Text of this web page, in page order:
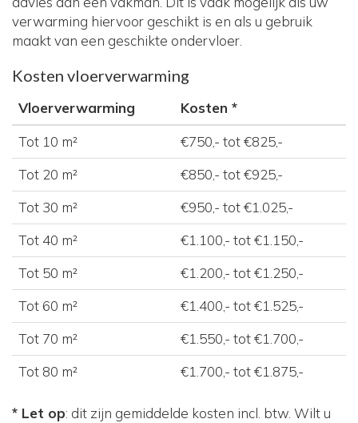
verwarming hiervoor geschikt is en als u gebruik
maakt van een geschikte ondervloer.
Kosten vloerverwarming
Vloerverwarming
Kosten *
Tot 10 m²
€750,- tot €825,-
Tot 20 m²
€850,- tot €925,-
Tot 30 m²
€950,- tot €1.025,-
Tot 40 m²
€1.100,- tot €1.150,-
Tot 50 m²
€1.200,- tot €1.250,-
Tot 60 m²
€1.400,- tot €1.525,-
Tot 70 m²
€1.550,- tot €1.700,-
Tot 80 m²
€1.700,- tot €1.875,-
* Let op: dit zijn gemiddelde kosten incl. btw. Wilt u